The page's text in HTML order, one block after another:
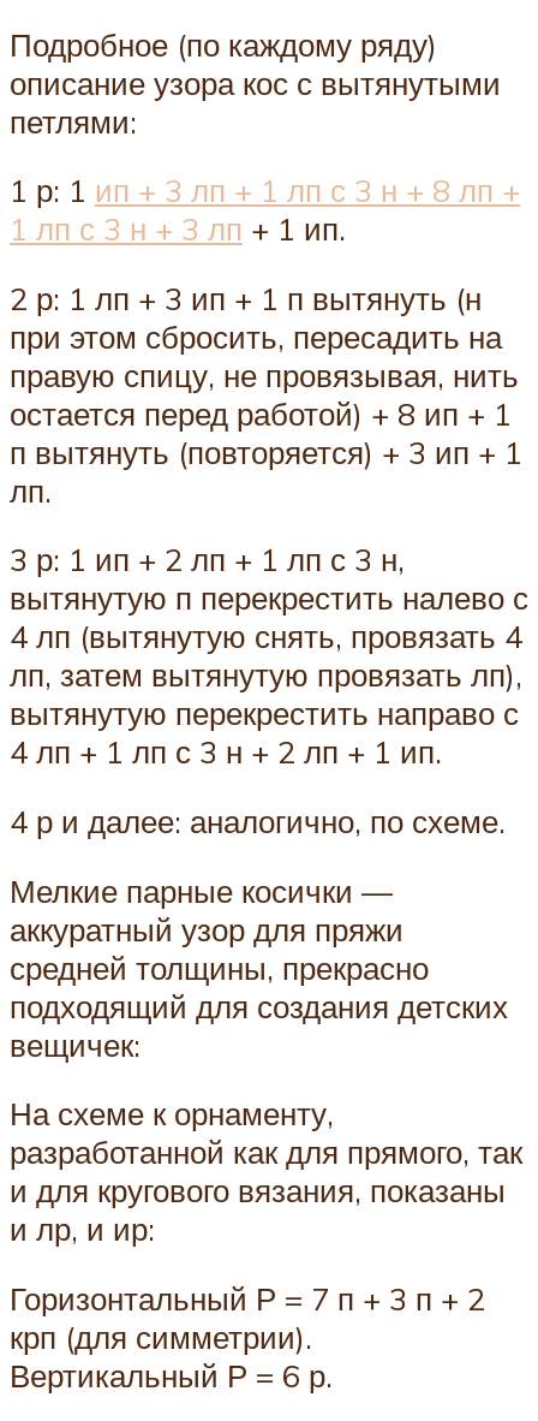
Подробное (по каждому ряду)
описание узора кос с вытянутыми
петлями:
1 р: 1 ип + 3 лп + 1 лп с 3 н + 8 лп +
1 лп с 3 н + 3 лп + 1 ип.
2 р: 1 лп + 3 ип + 1 п вытянуть (н
при этом сбросить, пересадить на
правую спицу, не провязывая, нить
остается перед работой) + 8 ип + 1
п вытянуть (повторяется) + 3 ип + 1
лп.
3 р: 1 ип + 2 лп + 1 лп с 3 н,
вытянутую п перекрестить налево с
4 лп (вытянутую снять, провязать 4
лп, затем вытянутую провязать лп),
вытянутую перекрестить направо с
4 лп + 1 лп с 3 н + 2 лп + 1 ип.
4 р и далее: аналогично, по схеме.
Мелкие парные косички —
аккуратный узор для пряжи
средней толщины, прекрасно
подходящий для создания детских
вещичек:
На схеме к орнаменту,
разработанной как для прямого, так
и для кругового вязания, показаны
и лр, и ир:
Горизонтальный Р = 7 п + 3 п + 2
крп (для симметрии).
Вертикальный Р = 6 р.